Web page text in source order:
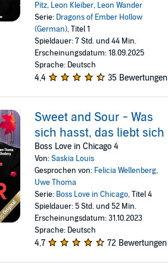
Pitz, Leon Kleiber, Leon Wander
Serie: Dragons of Ember Hollow
(German), Titel 1
Spieldauer: 7 Std. und 44 Min.
Erscheinungsdatum: 18.09.2025
Sprache: Deutsch
4,4 35 Bewertungen
Sweet and Sour - Was
sich hasst, das liebt sich
Boss Love in Chicago 4
Von:Saskia Louis
Gesprochen von: Felicia Wellenberg,
Uwe Thoma
Serie: Boss Love in Chicago, Titel 4
Spieldauer: 5 Std. und 52 Min.
Erscheinungsdatum: 31.10.2023
Sprache: Deutsch
4,7 72 Bewertungen